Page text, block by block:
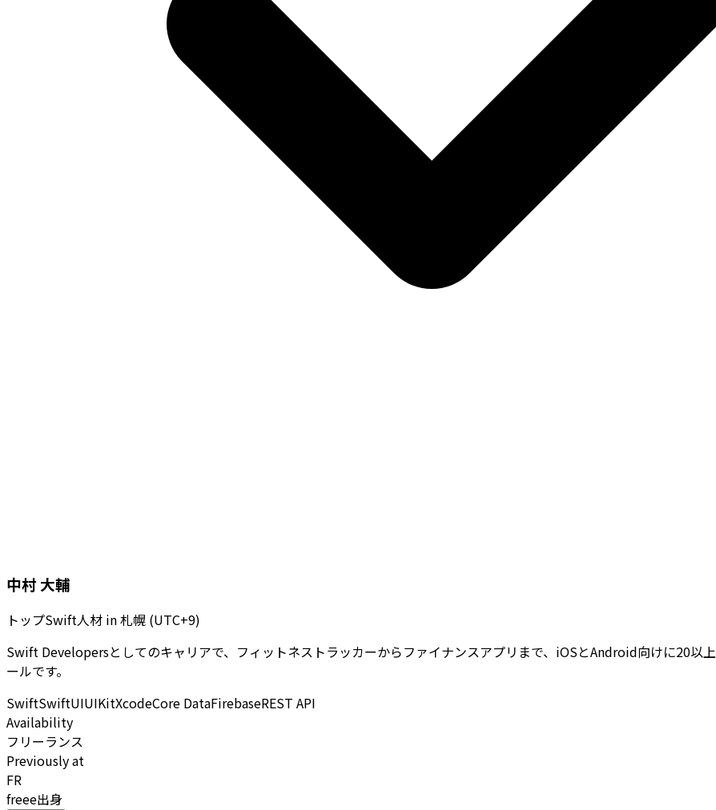
中村 大輔
トップSwift人材 in札幌 (UTC+9)
Swift Developersとしてのキャリアで、フィットネストラッカーからファイナンスアプリまで、iOSとAndroid向けに20以
ールです。
SwiftSwiftUIUIKitXcodeCore DataFirebaseREST API
Availability
フリーランス
Previously at
FR
freee出身